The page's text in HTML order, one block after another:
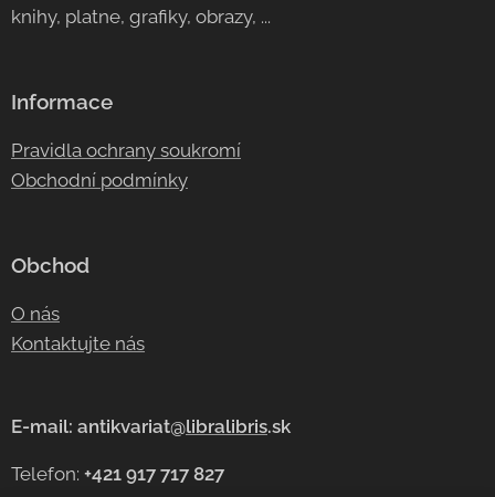
knihy, platne, grafiky, obrazy, ...
Informace
Pravidla ochrany soukromí
Obchodní podmínky
Obchod
O nás
Kontaktujte nás
E-mail: antikvariat@libralibris.sk
Telefon: +421 917 717 827